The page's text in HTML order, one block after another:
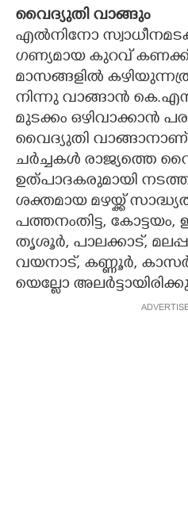
വൈദ്യുതി വാങ്ങും
എൽനിനോ
ഗണ്യമായ കുറവ്
മാസങ്ങളിൽ
നിന്നു വാങ്ങാൻ
മുടക്കം ഒഴിവാക്കാൻ
വൈദ്യുതി വാങ്ങാനാണ്
ചർച്ചകൾ രാജ്യത്തെ
ഉത്പാദകരുമായി
ശക്തമായ മഴയ്ക്ക്
പത്തനംതിട്ട,
തൃശൂർ, പാലക്കാട്,
വയനാട്, കണ്ണൂർ,
യെല്ലോ